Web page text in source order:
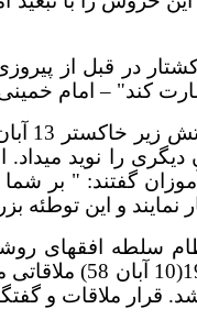
گفتند: " بر
و این توطئه بزرگ را
سلطه افقهای
حضرت امام در
قرار ملاقات و